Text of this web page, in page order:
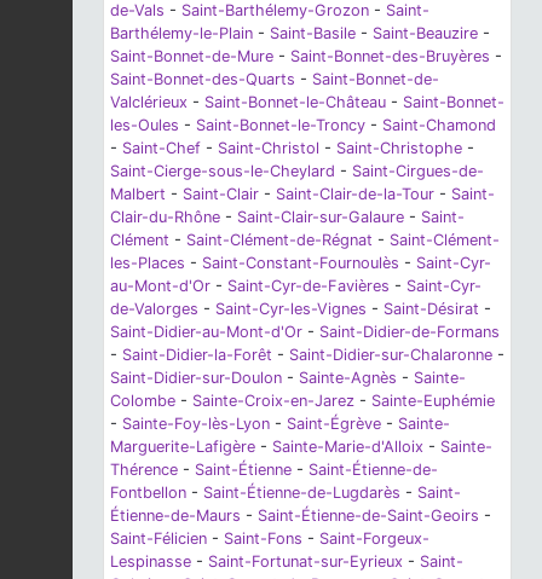
de-Vals - Saint-Barthélemy-Grozon - Saint-
Barthélemy-le-Plain - Saint-Basile - Saint-Beauzire -
Saint-Bonnet-de-Mure - Saint-Bonnet-des-Bruyères -
Saint-Bonnet-des-Quarts - Saint-Bonnet-de-
Valclérieux - Saint-Bonnet-le-Château - Saint-Bonnet-
les-Oules - Saint-Bonnet-le-Troncy - Saint-Chamond
- Saint-Chef - Saint-Christol - Saint-Christophe -
Saint-Cierge-sous-le-Cheylard - Saint-Cirgues-de-
Malbert - Saint-Clair - Saint-Clair-de-la-Tour - Saint-
Clair-du-Rhône - Saint-Clair-sur-Galaure - Saint-
Clément - Saint-Clément-de-Régnat - Saint-Clément-
les-Places - Saint-Constant-Fournoulès - Saint-Cyr-
au-Mont-d'Or - Saint-Cyr-de-Favières - Saint-Cyr-
de-Valorges - Saint-Cyr-les-Vignes - Saint-Désirat -
Saint-Didier-au-Mont-d'Or - Saint-Didier-de-Formans
- Saint-Didier-la-Forêt - Saint-Didier-sur-Chalaronne -
Saint-Didier-sur-Doulon - Sainte-Agnès - Sainte-
Colombe - Sainte-Croix-en-Jarez - Sainte-Euphémie
- Sainte-Foy-lès-Lyon - Saint-Égrève - Sainte-
Marguerite-Lafigère - Sainte-Marie-d'Alloix - Sainte-
Thérence - Saint-Étienne - Saint-Étienne-de-
Fontbellon - Saint-Étienne-de-Lugdarès - Saint-
Étienne-de-Maurs - Saint-Étienne-de-Saint-Geoirs -
Saint-Félicien - Saint-Fons - Saint-Forgeux-
Lespinasse - Saint-Fortunat-sur-Eyrieux - Saint-